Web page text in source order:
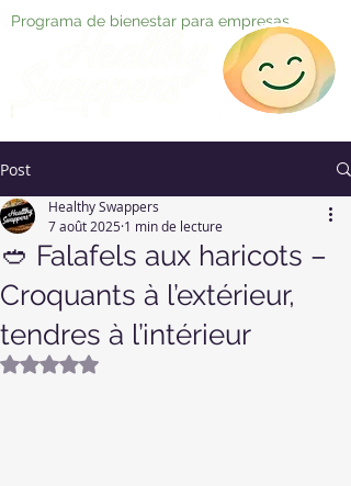
Programa de bienestar para empresas
Post
🥙 Falafels aux haricots –
Croquants à l’extérieur,
tendres à l’intérieur
Healthy Swappers
7 août 2025 1 min de lecture
Noté NaN étoiles sur 5.